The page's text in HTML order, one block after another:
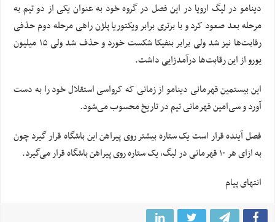
دینامو در لیگ اروپا در این فصل در گروه خود به عنوان یکی از دو تیم به
مرحله بعد صعود کرد و با برتری برابر ویکتوریاپلژنراهی مرحله دوم حذفی
رقابت‌ها نیز شد ولی برابربنفیکا
شکست خورد و حذف شد ولی ۱۵ میلیون
یورو از این رقابت‌ها درآمدزایی داشت.
این بیستمین قهرمانیدینامواز زمانی که کرواسی استقلال خود را به دست
آورد و سی‌امین قهرمانی تیم در تاریخ محسوب می‌شود.
فصل آینده قرار است یک ستاره بیشتر روی پیراهن این باشگاه قرار گیرد چون
به ازای هر ۱۰ قهرمانی در لیگ، یک ستاره روی پیراهن باشگاه قرار می‌گیرد.
انتهای پیام